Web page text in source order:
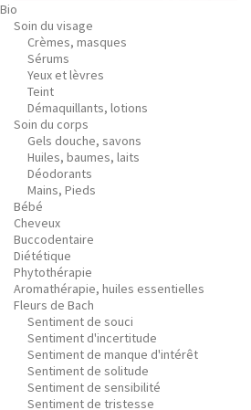
Bio
Soin du visage
Crèmes, masques
Sérums
Yeux et lèvres
Teint
Démaquillants, lotions
Soin du corps
Gels douche, savons
Huiles, baumes, laits
Déodorants
Mains, Pieds
Bébé
Cheveux
Buccodentaire
Diététique
Phytothérapie
Aromathérapie, huiles essentielles
Fleurs de Bach
Sentiment de souci
Sentiment d'incertitude
Sentiment de manque d'intérêt
Sentiment de solitude
Sentiment de sensibilité
Sentiment de tristesse